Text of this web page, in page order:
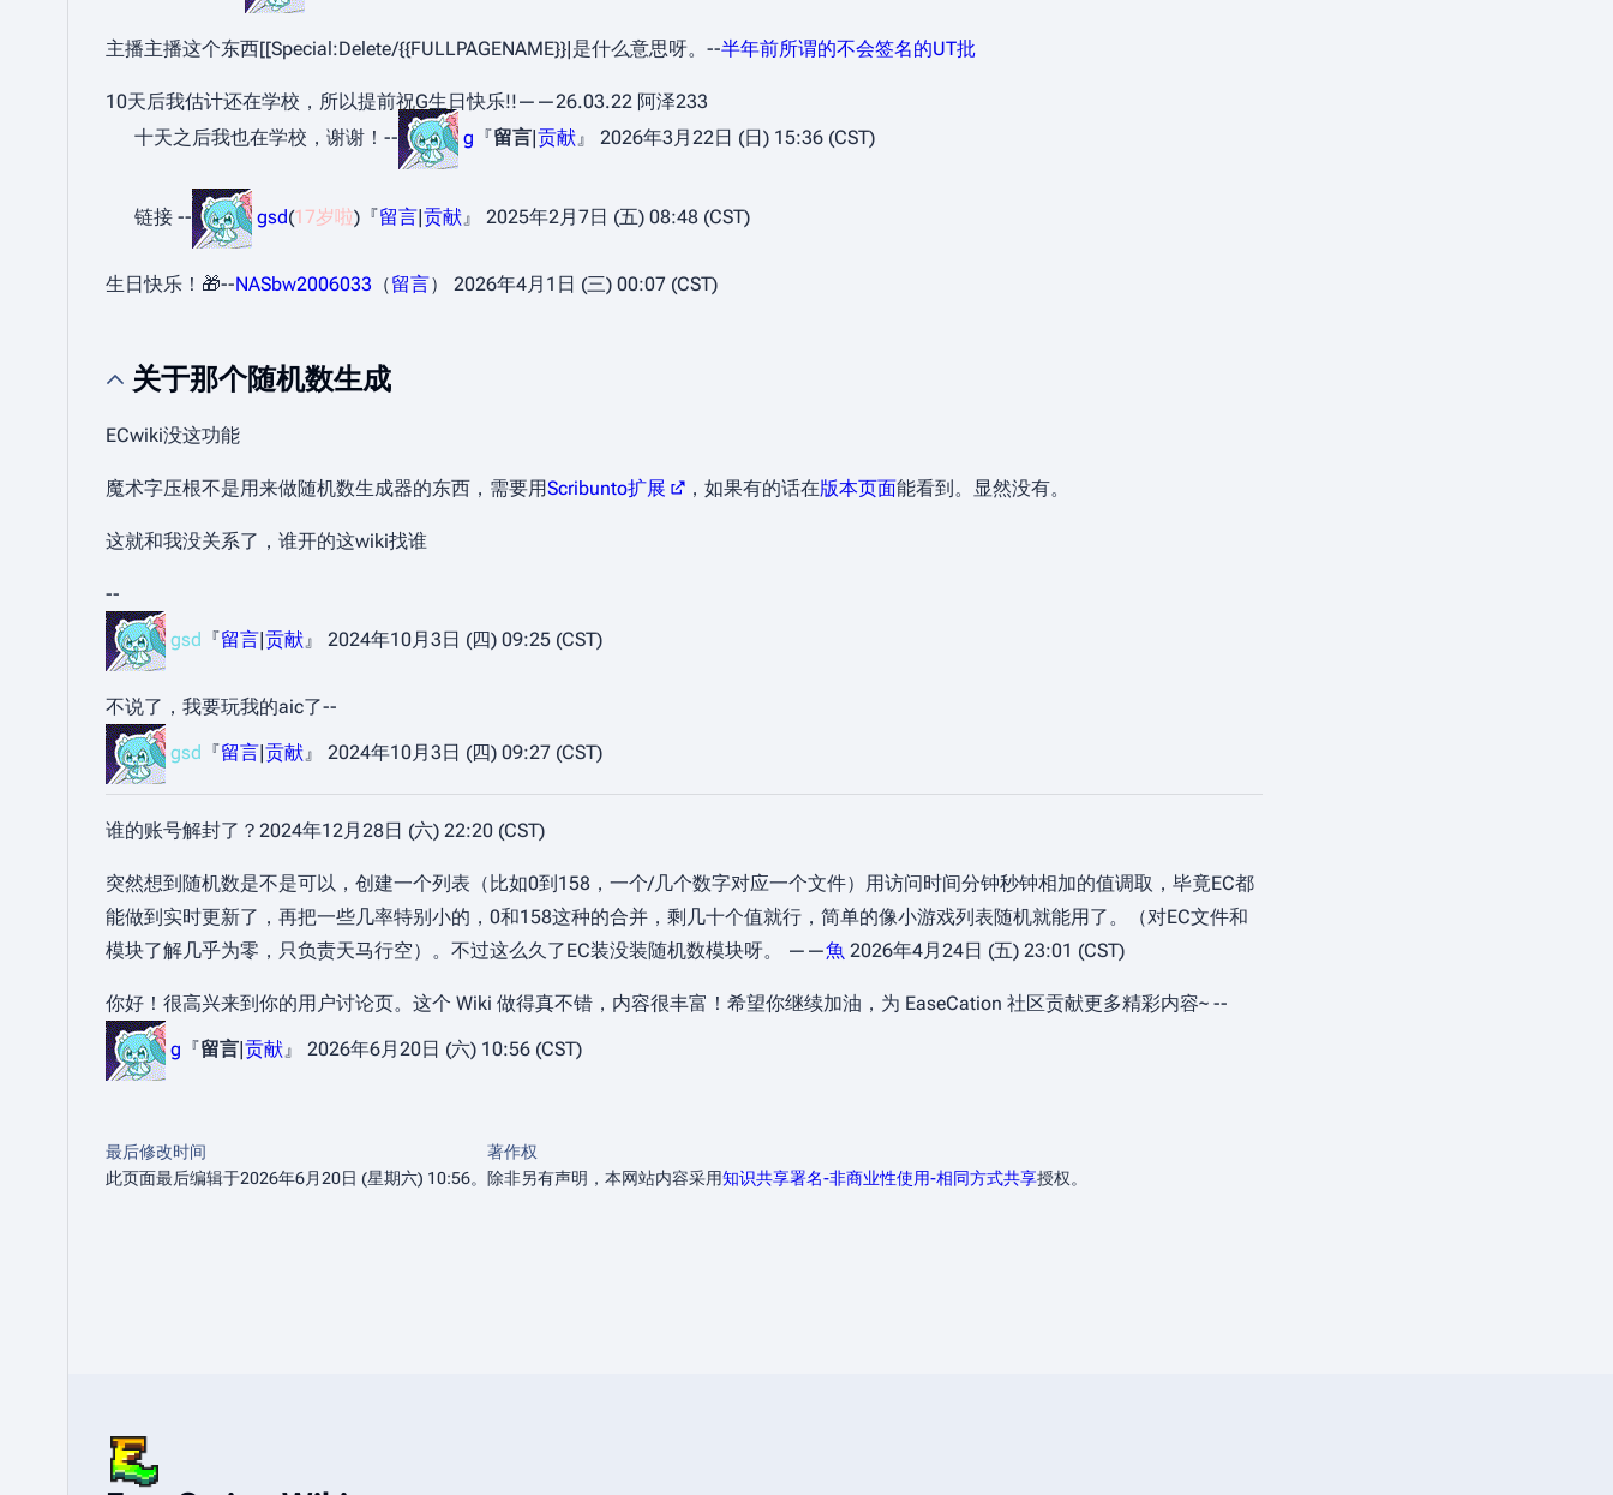
主播主播这个东西[[Special:Delete/{{FULLPAGENAME}}|是什么意思呀。--半年前所谓的不会签名的UT批
10天后我估计还在学校，所以提前祝G生日快乐!!——26.03.22 阿泽233
十天之后我也在学校，谢谢！--
g 『留言|贡献』 2026年3月22日 (日) 15:36 (CST)
链接 -- gsd(17岁啦)『留言|贡献』 2025年2月7日 (五) 08:48 (CST)
生日快乐！🎁--NASbw2006033 （留言） 2026年4月1日 (三) 00:07 (CST)
关于那个随机数生成
ECwiki没这功能
魔术字压根不是用来做随机数生成器的东西，需要用Scribunto扩展 ，如果有的话在版本页面能看到。显然没有。
这就和我没关系了，谁开的这wiki找谁
--
gsd 『留言|贡献』 2024年10月3日 (四) 09:25 (CST)
不说了，我要玩我的aic了--
gsd 『留言|贡献』 2024年10月3日 (四) 09:27 (CST)
谁的账号解封了？2024年12月28日 (六) 22:20 (CST)
突然想到随机数是不是可以，创建一个列表（比如0到158，一个/几个数字对应一个文件）用访问时间分钟秒钟相加的值调取，毕竟EC都
能做到实时更新了，再把一些几率特别小的，0和158这种的合并，剩几十个值就行，简单的像小游戏列表随机就能用了。（对EC文件和
模块了解几乎为零，只负责天马行空）。不过这么久了EC装没装随机数模块呀。 ——魚 2026年4月24日 (五) 23:01 (CST)
你好！很高兴来到你的用户讨论页。这个 Wiki 做得真不错，内容很丰富！希望你继续加油，为 EaseCation 社区贡献更多精彩内容~ --
g 『留言|贡献』 2026年6月20日 (六) 10:56 (CST)
最后修改时间
此页面最后编辑于2026年6月20日 (星期六) 10:56。
著作权
除非另有声明，本网站内容采用知识共享署名-非商业性使用-相同方式共享授权。